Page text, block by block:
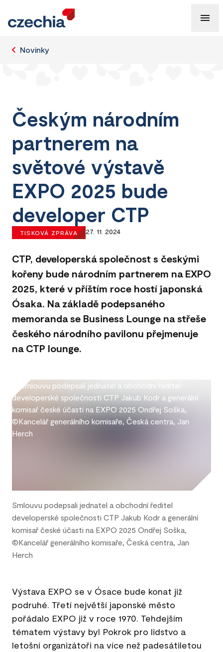
Novinky
Českým národním
partnerem na
světové výstavě
EXPO 2025 bude
developer CTP
TISKOVÁ ZPRÁVA 27. 11. 2024
CTP, developerská společnost s českými
kořeny bude národním partnerem na EXPO
2025, které v příštím roce hostí japonská
Ósaka. Na základě podepsaného
memoranda se Business Lounge na střeše
českého národního pavilonu přejmenuje
na CTP lounge.
Smlouvu podepsali jednatel a obchodní ředitel
developerské společnosti CTP Jakub Kodr a generální
komisař české účasti na EXPO 2025 Ondřej Soška,
©Kancelář generálního komisaře, Česká centra, Jan
Herch
Výstava EXPO se v Ósace bude konat již
podruhé. Třetí největší japonské město
pořádalo EXPO již v roce 1970. Tehdejším
tématem výstavy byl Pokrok pro lidstvo a
letošní organizátoři na více než padesátiletou